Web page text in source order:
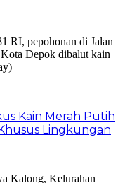
Kain Merah Putih
Lingkungan